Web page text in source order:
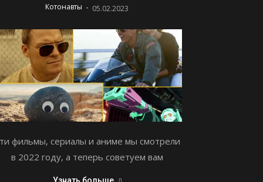
Котонавты - 05.02.2023
фильмы, сериалы и аниме мы смотрели
в 2022 году, а теперь советуем вам